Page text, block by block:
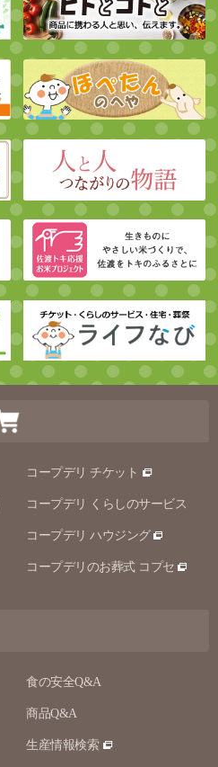
コープデリ チケット
コープデリ くらしのサービス
コープデリ ハウジング
コープデリのお葬式 コプセ
食の安全Q&A
商品Q&A
生産情報検索